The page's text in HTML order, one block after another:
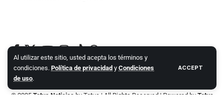
Al utilizar este sitio, usted acepta los términos y
condiciones. Política de privacidad y Condiciones
de uso.
ACCEPT
© 2025 Totus Noticias by Totus | All Rights Reserved | Powered by Totus